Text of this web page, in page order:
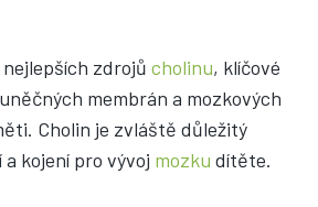
zdrojů cholinu, klíčové
membrán a mozkových
Cholin je zvláště důležitý
kojení pro vývoj mozku dítěte.